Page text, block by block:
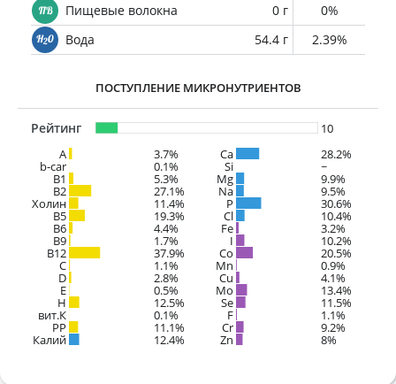
Пищевые волокна
0 г
0%
Вода
54.4 г 2.39%
ПОСТУПЛЕНИЕ МИКРОНУТРИЕНТОВ
Рейтинг
10
A
3.7%
b-car 0.1%
В1 5.3%
B2 27.1%
Холин 11.4%
B5 19.3%
B6 4.4%
B9 1.7%
B12 37.9%
C 1.1%
D 2.8%
E 0.5%
H 12.5%
вит.К 0.1%
PP 11.1%
Калий 12.4%
Ca 28.2%
Si ~
Mg 9.9%
Na 9.5%
P 30.6%
Cl 10.4%
Fe 3.2%
I 10.2%
Co 20.5%
Mn 0.9%
Cu 4.1%
Mo 13.4%
Se 11.5%
F 1.1%
Cr 9.2%
Zn 8%